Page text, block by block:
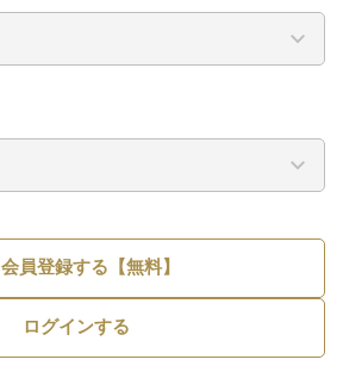
会員登録する【無料】
ログインする